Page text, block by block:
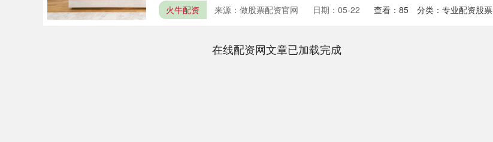
火牛配资 来源：做股票配资官网 日期：05-22 查看： 85 分类： 专业配资股票
在线配资网文章已加载完成